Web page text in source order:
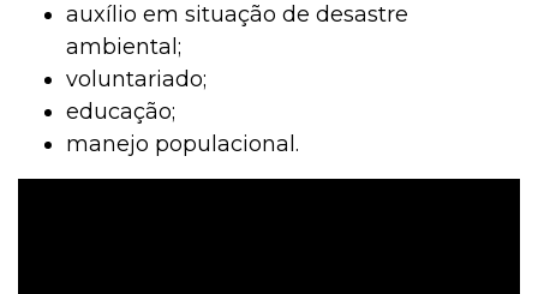
auxílio em situação de desastre
ambiental;
voluntariado;
educação;
manejo populacional.